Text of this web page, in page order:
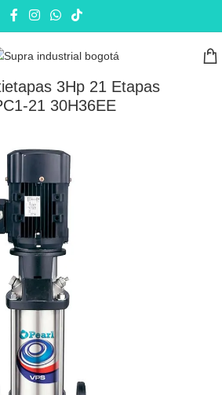
eléctricas Bombas de Superficie
3Hp 21 Etapas
21 30H36EE